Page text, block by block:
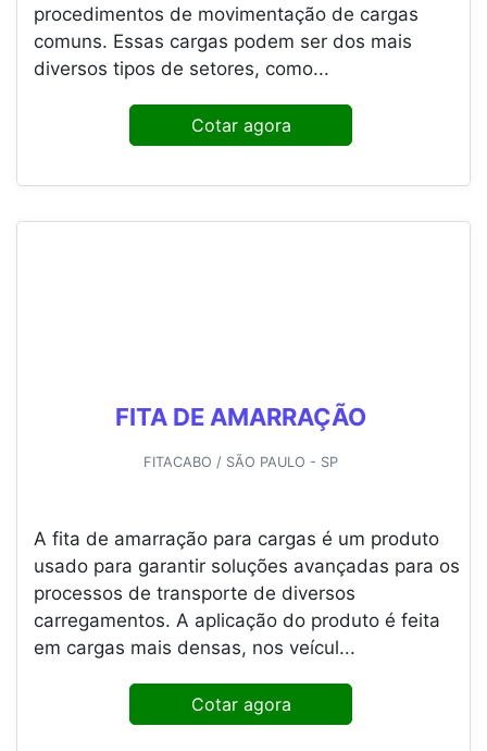
procedimentos de movimentação de cargas
comuns. Essas cargas podem ser dos mais
diversos tipos de setores, como...
Cotar agora
FITA DE AMARRAÇÃO
FITACABO / SÃO PAULO - SP
A fita de amarração para cargas é um produto
usado para garantir soluções avançadas para os
processos de transporte de diversos
carregamentos. A aplicação do produto é feita
em cargas mais densas, nos veícul...
Cotar agora